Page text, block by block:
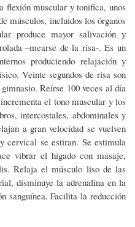
flexión muscular y tonifica, unos
músculos, incluidos los órganos
produce mayor salivación y
–mearse de la risa-. Es un
produciendo relajación y
Veinte segundos de risa son
Reírse 100 veces al día
el tono muscular y los
intercostales, abdominales y
a gran velocidad se vuelven
cervical se estiran. Se estimula
vibrar el hígado con masaje,
Relaja el músculo liso de las
disminuye la adrenalina en la
sanguínea. Facilita la reducción